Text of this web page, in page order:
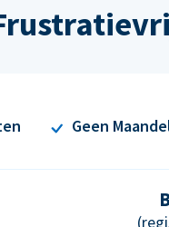
Geen